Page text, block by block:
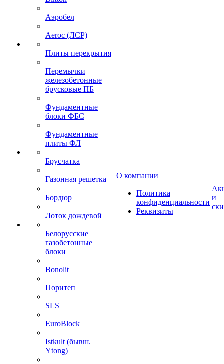
Аэробел
Aeroc (ЛСР)
Плиты перекрытия
Перемычки
железобетонные
брусковые ПБ
Фундаментные
блоки ФБС
Фундаментные
плиты ФЛ
Брусчатка
Газонная решетка
Бордюр
Лоток дождевой
Белорусские
газобетонные
блоки
Bonolit
Поритеп
SLS
EuroBlock
Istkult (бывш.
Ytong)
О компании
Политика
конфиденциальности
Реквизиты
и